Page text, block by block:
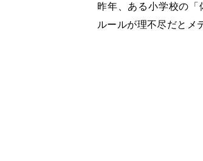
昨年、ある小学校の
ルールが理不尽だとメ